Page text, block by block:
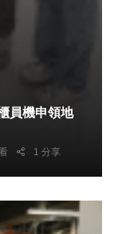
員機申領地
1 分享